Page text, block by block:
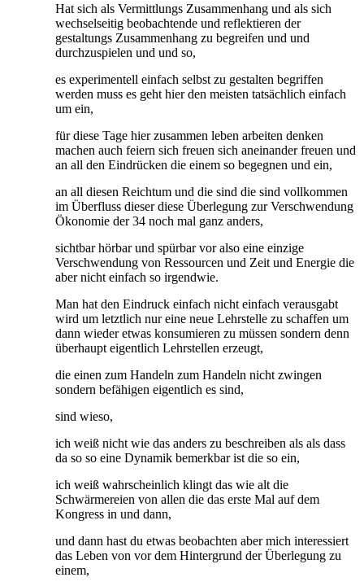
Hat sich als Vermittlungs Zusammenhang und als sich
wechselseitig beobachtende und reflektieren der
gestaltungs Zusammenhang zu begreifen und und
durchzuspielen und und so,
es experimentell einfach selbst zu gestalten begriffen
werden muss es geht hier den meisten tatsächlich einfach
um ein,
für diese Tage hier zusammen leben arbeiten denken
machen auch feiern sich freuen sich aneinander freuen und
an all den Eindrücken die einem so begegnen und ein,
an all diesen Reichtum und die sind die sind vollkommen
im Überfluss dieser diese Überlegung zur Verschwendung
Ökonomie der 34 noch mal ganz anders,
sichtbar hörbar und spürbar vor also eine einzige
Verschwendung von Ressourcen und Zeit und Energie die
aber nicht einfach so irgendwie.
Man hat den Eindruck einfach nicht einfach verausgabt
wird um letztlich nur eine neue Lehrstelle zu schaffen um
dann wieder etwas konsumieren zu müssen sondern denn
überhaupt eigentlich Lehrstellen erzeugt,
die einen zum Handeln zum Handeln nicht zwingen
sondern befähigen eigentlich es sind,
sind wieso,
ich weiß nicht wie das anders zu beschreiben als als dass
da so so eine Dynamik bemerkbar ist die so ein,
ich weiß wahrscheinlich klingt das wie alt die
Schwärmereien von allen die das erste Mal auf dem
Kongress in und dann,
und dann hast du etwas beobachten aber mich interessiert
das Leben von vor dem Hintergrund der Überlegung zu
einem,